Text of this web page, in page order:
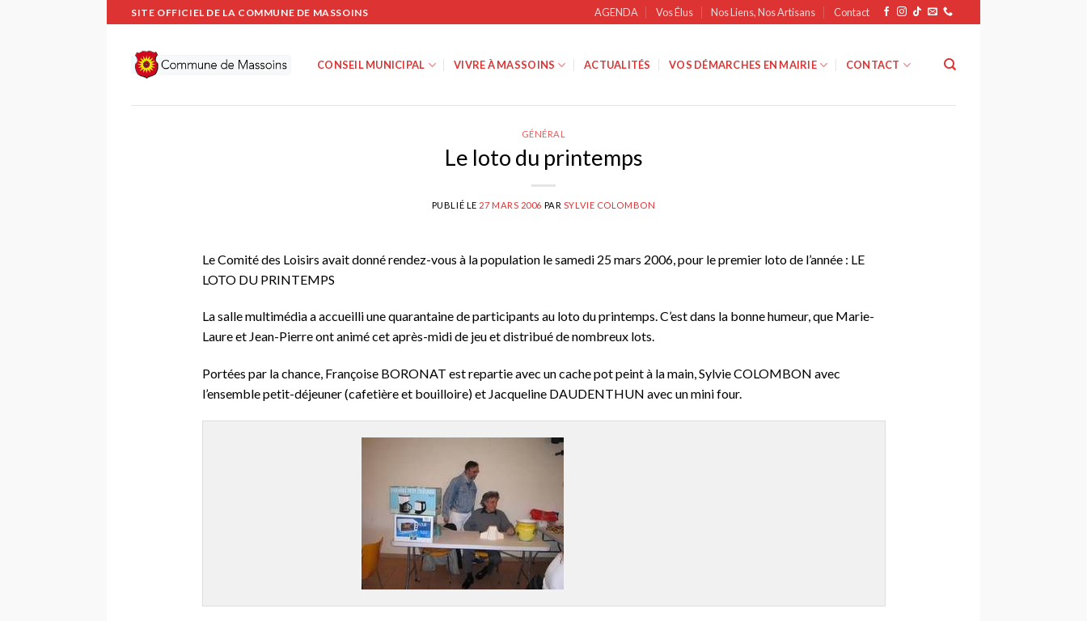
Passer
au
contenu
SITE OFFICIEL DE LA COMMUNE DE MASSOINS AGENDA Vos Élus Nos Liens, Nos Artisans Contact
CONSEIL MUNICIPAL VIVRE À MASSOINS ACTUALITÉS VOS DÉMARCHES EN MAIRIE CONTACT
GÉNÉRAL
Le loto du printemps
PUBLIÉ LE 27 MARS 2006 PAR SYLVIE COLOMBON
Le Comité des Loisirs avait donné rendez-vous à la population le samedi 25 mars 2006, pour le premier loto de l’année : LE
LOTO DU PRINTEMPS
La salle multimédia a accueilli une quarantaine de participants au loto du printemps. C’est dans la bonne humeur, que Marie-
Laure et Jean-Pierre ont animé cet après-midi de jeu et distribué de nombreux lots.
Portées par la chance, Françoise BORONAT est repartie avec un cache pot peint à la main, Sylvie COLOMBON avec
l’ensemble petit-déjeuner (cafetière et bouilloire) et Jacqueline DAUDENTHUN avec un mini four.